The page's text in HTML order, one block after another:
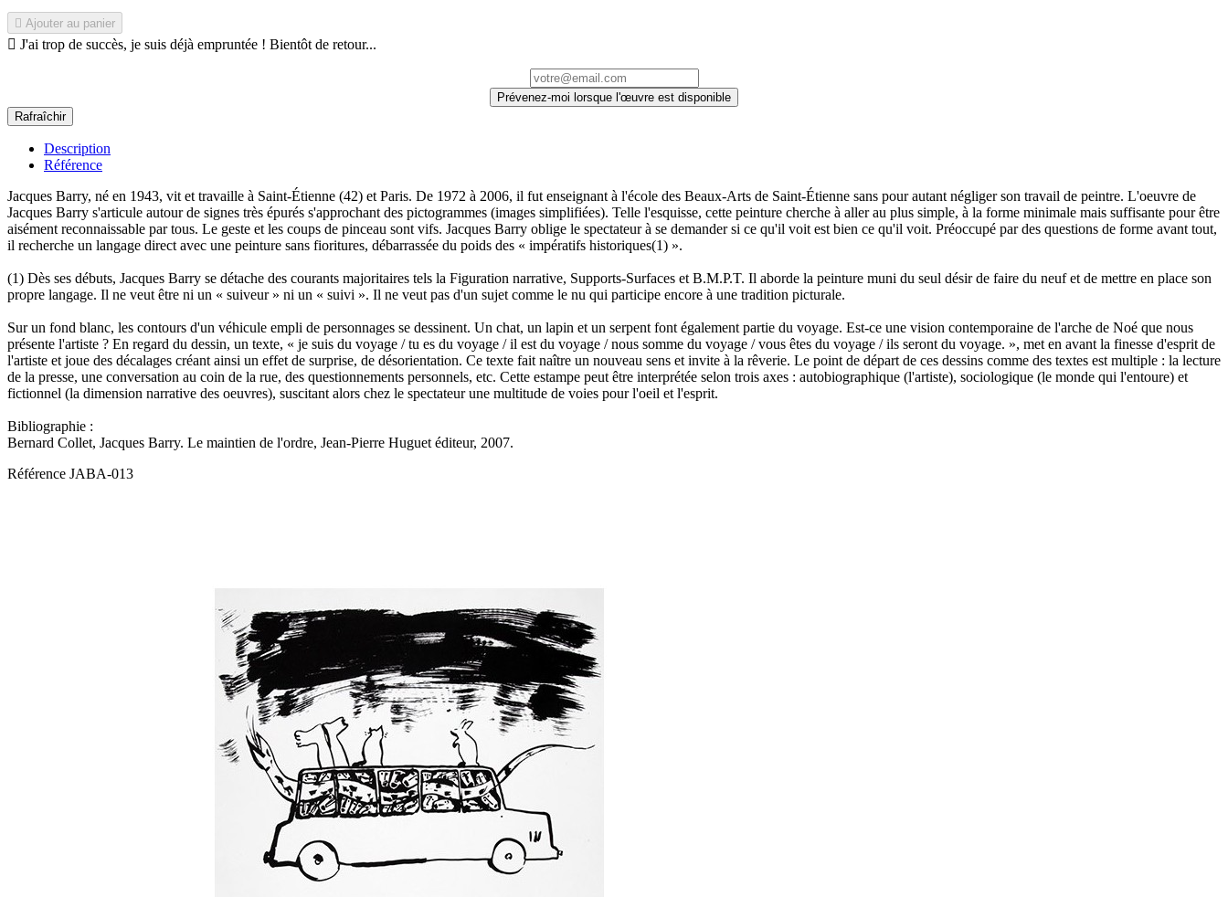
 Ajouter au panier
 J'ai trop de succès, je suis déjà empruntée ! Bientôt de retour...
Prévenez-moi lorsque l'œuvre est disponible
Description
Référence
Jacques Barry, né en 1943, vit et travaille à Saint-Étienne (42) et Paris. De 1972 à 2006, il fut enseignant à l'école des Beaux-Arts de Saint-Étienne sans pour autant négliger son travail de peintre. L'oeuvre de
Jacques Barry s'articule autour de signes très épurés s'approchant des pictogrammes (images simplifiées). Telle l'esquisse, cette peinture cherche à aller au plus simple, à la forme minimale mais suffisante pour être
aisément reconnaissable par tous. Le geste et les coups de pinceau sont vifs. Jacques Barry oblige le spectateur à se demander si ce qu'il voit est bien ce qu'il voit. Préoccupé par des questions de forme avant tout,
il recherche un langage direct avec une peinture sans fioritures, débarrassée du poids des « impératifs historiques(1) ».
(1) Dès ses débuts, Jacques Barry se détache des courants majoritaires tels la Figuration narrative, Supports-Surfaces et B.M.P.T. Il aborde la peinture muni du seul désir de faire du neuf et de mettre en place son
propre langage. Il ne veut être ni un « suiveur » ni un « suivi ». Il ne veut pas d'un sujet comme le nu qui participe encore à une tradition picturale.
Sur un fond blanc, les contours d'un véhicule empli de personnages se dessinent. Un chat, un lapin et un serpent font également partie du voyage. Est-ce une vision contemporaine de l'arche de Noé que nous
présente l'artiste ? En regard du dessin, un texte, « je suis du voyage / tu es du voyage / il est du voyage / nous somme du voyage / vous êtes du voyage / ils seront du voyage. », met en avant la finesse d'esprit de
l'artiste et joue des décalages créant ainsi un effet de surprise, de désorientation. Ce texte fait naître un nouveau sens et invite à la rêverie. Le point de départ de ces dessins comme des textes est multiple : la lecture
de la presse, une conversation au coin de la rue, des questionnements personnels, etc. Cette estampe peut être interprétée selon trois axes : autobiographique (l'artiste), sociologique (le monde qui l'entoure) et
fictionnel (la dimension narrative des oeuvres), suscitant alors chez le spectateur une multitude de voies pour l'oeil et l'esprit.
Bibliographie :
Bernard Collet, Jacques Barry. Le maintien de l'ordre, Jean-Pierre Huguet éditeur, 2007.
Référence JABA-013